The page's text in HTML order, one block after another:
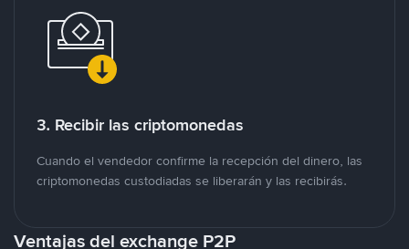
3. Recibir las criptomonedas
Cuando el vendedor confirme la recepción del dinero, las
criptomonedas custodiadas se liberarán y las recibirás.
Ventajas del exchange P2P